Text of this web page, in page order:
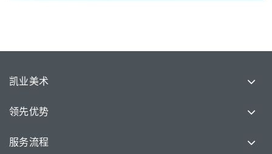
凯业美术
领先优势
服务流程